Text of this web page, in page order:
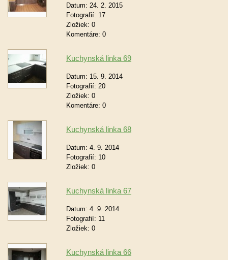
Datum: 24. 2. 2015
Fotografií: 17
Zložiek: 0
Komentáre: 0
Kuchynská linka 69
Datum: 15. 9. 2014
Fotografií: 20
Zložiek: 0
Komentáre: 0
Kuchynská linka 68
Datum: 4. 9. 2014
Fotografií: 10
Zložiek: 0
Kuchynská linka 67
Datum: 4. 9. 2014
Fotografií: 11
Zložiek: 0
Kuchynská linka 66